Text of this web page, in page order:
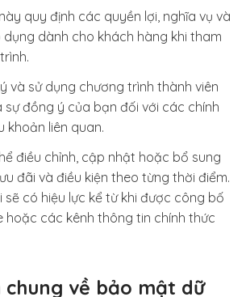
quy định các quyền lợi, nghĩa vụ và
dụng dành cho khách hàng khi tham
và sử dụng chương trình thành viên
sự đồng ý của bạn đối với các chính
khoản liên quan.
điều chỉnh, cập nhật hoặc bổ sung
đãi và điều kiện theo từng thời điểm.
sẽ có hiệu lực kể từ khi được công bố
hoặc các kênh thông tin chính thức
chung về bảo mật dữ